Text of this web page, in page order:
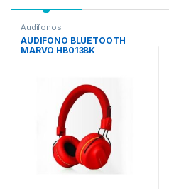
Audifonos
AUDIFONO BLUETOOTH
MARVO HB013BK